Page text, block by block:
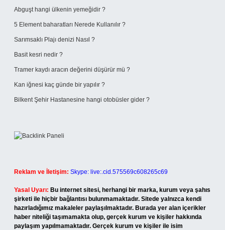
Abguşt hangi ülkenin yemeğidir ?
5 Element baharatları Nerede Kullanılır ?
Sarımsaklı Plajı denizi Nasıl ?
Basit kesri nedir ?
Tramer kaydı aracın değerini düşürür mü ?
Kan iğnesi kaç günde bir yapılır ?
Bilkent Şehir Hastanesine hangi otobüsler gider ?
Reklam ve İletişim: Skype: live:.cid.575569c608265c69
Yasal Uyarı: Bu internet sitesi, herhangi bir marka, kurum veya şahıs
şirketi ile hiçbir bağlantısı bulunmamaktadır. Sitede yalnızca kendi
hazırladığımız makaleler paylaşılmaktadır. Burada yer alan içerikler
haber niteliği taşımamakta olup, gerçek kurum ve kişiler hakkında
paylaşım yapılmamaktadır. Gerçek kurum ve kişiler ile isim